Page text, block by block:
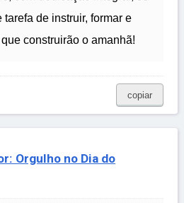
de instruir, formar e
construirão o amanhã!
copiar
Orgulho no Dia do